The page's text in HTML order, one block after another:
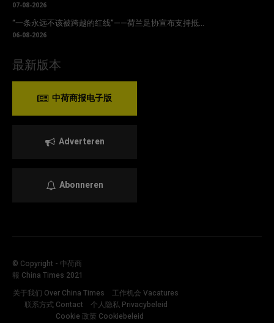
07-08-2026
“一条永远不该被跨越的红线”——荷兰足协宣布支持抵...
06-08-2026
最新版本
中荷商报电子版
Adverteren
Abonneren
© Copyright - 中荷商
報 China Times 2021
关于我们 Over China Times
工作机会 Vacatures
联系方式 Contact
个人隐私 Privacybeleid
Cookie 政策 Cookiebeleid